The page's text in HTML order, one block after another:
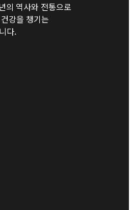
역사와 전통으로
강을 챙기는
다.